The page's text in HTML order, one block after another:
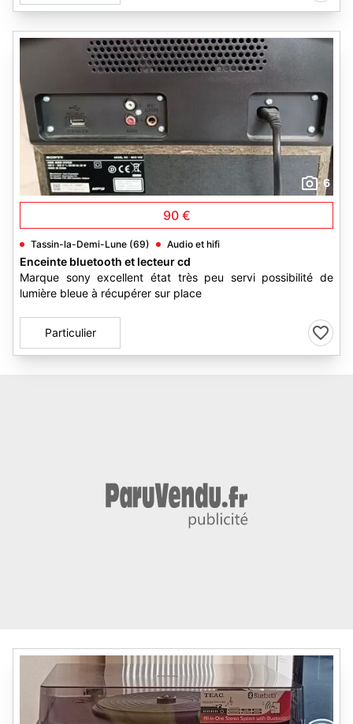
6
90 €
Tassin-la-Demi-Lune (69) Audio et hifi
Enceinte bluetooth et lecteur cd
Marque sony excellent état très peu servi possibilité de
lumière bleue à récupérer sur place
Particulier